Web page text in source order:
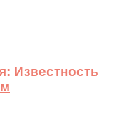
Известность